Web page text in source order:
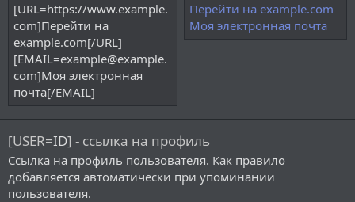
[URL=https://www.example.
com]Перейти на
example.com[/URL]
[EMAIL=example@example.
com]Моя электронная
почта[/EMAIL]
Перейти на example.com
Моя электронная почта
[USER=ID] - ссылка на профиль
Ссылка на профиль пользователя. Как правило
добавляется автоматически при упоминании
пользователя.